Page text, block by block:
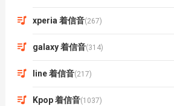
xperia 着信音(267)
galaxy 着信音(314)
line 着信音(217)
Kpop 着信音(1037)